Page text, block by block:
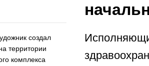
создал
территории
комплекса